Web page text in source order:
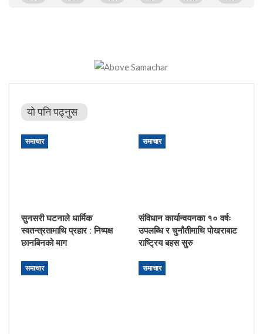
यो पनि पढ्नुस
समाचार
सुनसरी घटनाले धार्मिक
स्वतन्त्रतामाथि प्रहार : निष्पक्ष
छानबिनको माग
समाचार
संविधान कार्यान्वयनका १० वर्षः
उपलब्धि र चुनौतीमाथि पोखराबाट
राष्ट्रिय बहस सुरु
समाचार समाचार